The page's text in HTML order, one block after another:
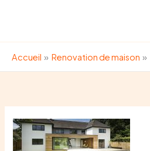
Accueil
Renovation de maison